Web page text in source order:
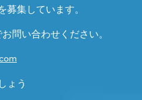
募集しています。
問い合わせください。
ょう